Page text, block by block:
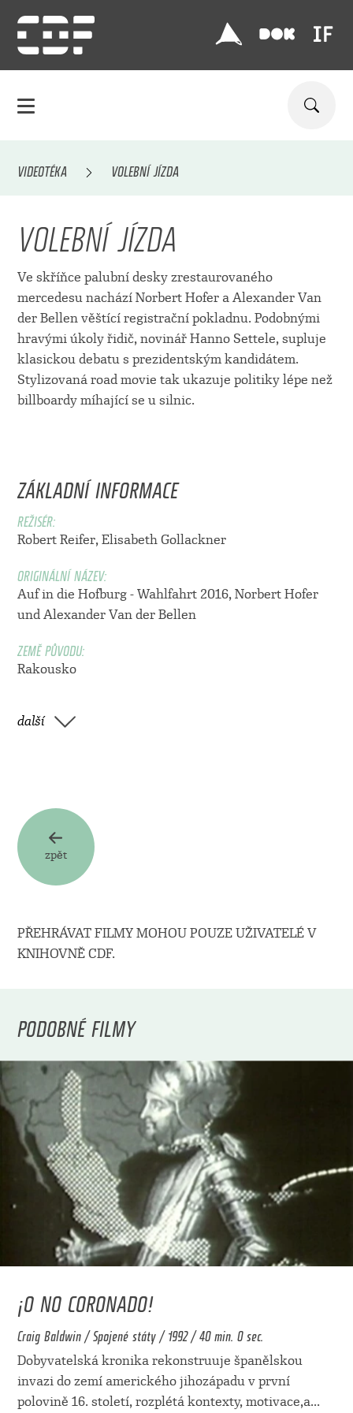
VIDEOTÉKA VOLEBNÍ JÍZDA
VOLEBNÍ JÍZDA
Ve skříňce palubní desky zrestaurovaného
mercedesu nachází Norbert Hofer a Alexander Van
der Bellen věštící registrační pokladnu. Podobnými
hravými úkoly řidič, novinář Hanno Settele, supluje
klasickou debatu s prezidentským kandidátem.
Stylizovaná road movie tak ukazuje politiky lépe než
billboardy míhající se u silnic.
ZÁKLADNÍ INFORMACE
REŽISÉR:
Robert Reifer, Elisabeth Gollackner
ORIGINÁLNÍ NÁZEV:
Auf in die Hofburg - Wahlfahrt 2016, Norbert Hofer
und Alexander Van der Bellen
ZEMĚ PŮVODU:
Rakousko
další
zpět
PŘEHRÁVAT FILMY MOHOU POUZE UŽIVATELÉ V
KNIHOVNĚ CDF.
PODOBNÉ FILMY
¡O NO CORONADO!
Craig Baldwin / Spojené státy / 1992 / 40 min. 0 sec.
Dobyvatelská kronika rekonstruuje španělskou
invazi do zemí amerického jihozápadu v první
polovině 16. století, rozplétá kontexty, motivace,a...